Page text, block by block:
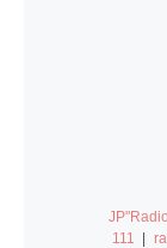
111
|